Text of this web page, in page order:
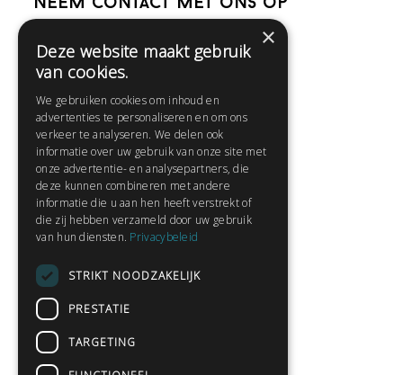
Help
Contact
Huisregels
Snel naar:
Gratis aanmelden
Privacybeleid
×
Deze website maakt gebruik
van cookies.
We gebruiken cookies om inhoud en
advertenties te personaliseren en om ons
verkeer te analyseren. We delen ook
informatie over uw gebruik van onze site met
onze advertentie- en analysepartners, die
deze kunnen combineren met andere
informatie die u aan hen heeft verstrekt of
die zij hebben verzameld door uw gebruik
van hun diensten. Privacybeleid
STRIKT NOODZAKELIJK
PRESTATIE
TARGETING